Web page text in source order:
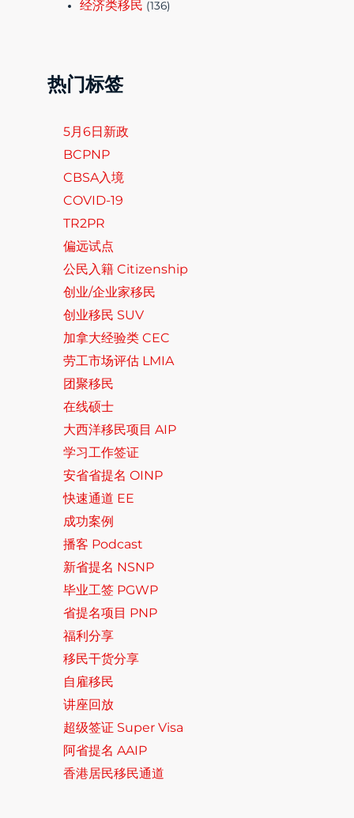
经济类移民 (136)
热门标签
5月6日新政
BCPNP
CBSA入境
COVID-19
TR2PR
偏远试点
公民入籍 Citizenship
创业/企业家移民
创业移民 SUV
加拿大经验类 CEC
劳工市场评估 LMIA
团聚移民
在线硕士
大西洋移民项目 AIP
学习工作签证
安省省提名 OINP
快速通道 EE
成功案例
播客 Podcast
新省提名 NSNP
毕业工签 PGWP
省提名项目 PNP
福利分享
移民干货分享
自雇移民
讲座回放
超级签证 Super Visa
阿省提名 AAIP
香港居民移民通道